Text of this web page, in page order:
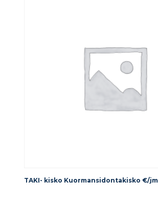
TAKI- kisko Kuormansidontakisko €/jm